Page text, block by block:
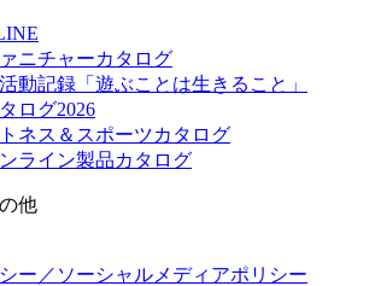
ニチャーカタログ
動記録「遊ぶことは生きること」
ログ2026
ネス＆スポーツカタログ
ライン製品カタログ
他
ー／ソーシャルメディアポリシー